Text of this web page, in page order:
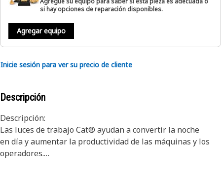
si hay opciones de reparación disponibles.
Agregar equipo
Inicie sesión para ver su precio de cliente
Descripción
Descripción:
Las luces de trabajo Cat® ayudan a convertir la noche
en día y aumentar la productividad de las máquinas y los
operadores.